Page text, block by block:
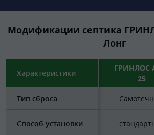
Модификации септика
Лонг
Характеристики
ГРИНЛОС
25
Тип сброса
Способ установки